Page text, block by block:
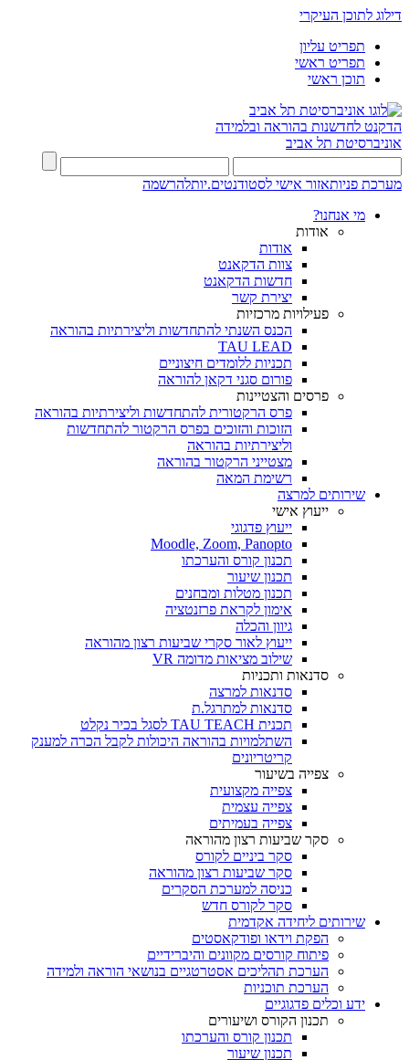
דילוג לתוכן העיקרי
תפריט עליון
תפריט ראשי
תוכן ראשי
הדקנט לחדשנות בהוראה ובלמידה
אוניברסיטת תל אביב
מערכת פניותאזור אישי לסטודנטים.יותלהרשמה
מי אנחנו?
אודות
אודות
צוות הדקאנט
חדשות הדקאנט
יצירת קשר
פעילויות מרכזיות
הכנס השנתי להתחדשות וליצירתיות בהוראה
TAU LEAD
תכניות ללומדים חיצוניים
פורום סגני דקאן להוראה
פרסים והצטיינות
פרס הרקטורית להתחדשות וליצירתיות בהוראה
הזוכות והזוכים בפרס הרקטור להתחדשות
וליצירתיות בהוראה
מצטייני הרקטור בהוראה
רשימת המאה
שירותים למרצה
ייעוץ אישי
ייעוץ פדגוגי
Moodle, Zoom, Panopto
תכנון קורס והערכתו
תכנון שיעור
תכנון מטלות ומבחנים
אימון לקראת פרזנטציה
גיוון והכלה
ייעוץ לאור סקרי שביעות רצון מהוראה
שילוב מציאות מדומה VR
סדנאות ותכניות
סדנאות למרצה
סדנאות למתרגל.ת
תכנית TAU TEACH לסגל בכיר נקלט
השתלמויות בהוראה היכולות לקבל הכרה למענק
קריטריונים
צפייה בשיעור
צפייה מקצועית
צפייה עצמית
צפייה בעמיתים
סקר שביעות רצון מהוראה
סקר ביניים לקורס
סקר שביעות רצון מהוראה
כניסה למערכת הסקרים
סקר לקורס חדש
שירותים ליחידה אקדמית
הפקת וידאו ופודקאסטים
פיתוח קורסים מקוונים והיברידיים
הערכת תהליכים אסטרטגיים בנושאי הוראה ולמידה
הערכת תוכניות
ידע וכלים פדגוגיים
תכנון הקורס ושיעורים
תכנון קורס והערכתו
תכנון שיעור